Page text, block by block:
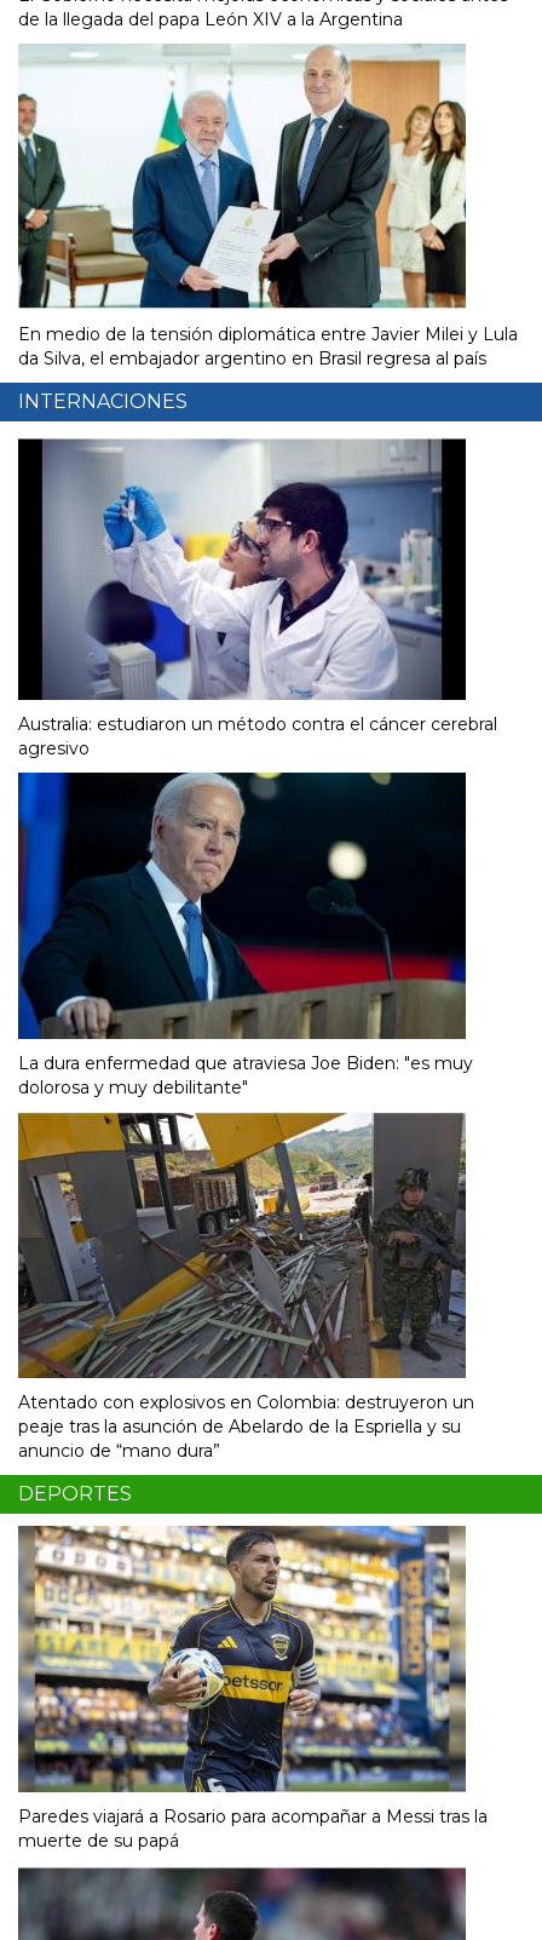
de la llegada del papa León XIV a la Argentina
En medio de la tensión diplomática entre Javier Milei y Lula
da Silva, el embajador argentino en Brasil regresa al país
INTERNACIONES
Australia: estudiaron un método contra el cáncer cerebral
agresivo
La dura enfermedad que atraviesa Joe Biden: "es muy
dolorosa y muy debilitante"
Atentado con explosivos en Colombia: destruyeron un
peaje tras la asunción de Abelardo de la Espriella y su
anuncio de “mano dura”
DEPORTES
Paredes viajará a Rosario para acompañar a Messi tras la
muerte de su papá